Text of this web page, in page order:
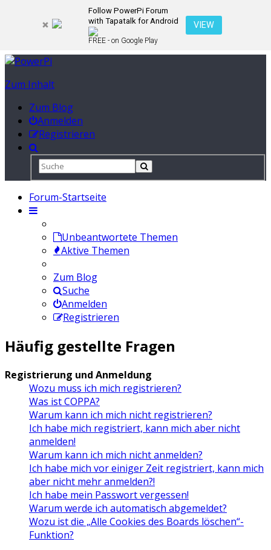
Follow PowerPi Forum
with Tapatalk for Android
FREE - on Google Play
VIEW
Zum Inhalt
Zum Blog
Anmelden
Registrieren
Forum-Startseite
Unbeantwortete Themen
Aktive Themen
Zum Blog
Suche
Anmelden
Registrieren
Häufig gestellte Fragen
Registrierung und Anmeldung
Wozu muss ich mich registrieren?
Was ist COPPA?
Warum kann ich mich nicht registrieren?
Ich habe mich registriert, kann mich aber nicht
anmelden!
Warum kann ich mich nicht anmelden?
Ich habe mich vor einiger Zeit registriert, kann mich
aber nicht mehr anmelden?!
Ich habe mein Passwort vergessen!
Warum werde ich automatisch abgemeldet?
Wozu ist die „Alle Cookies des Boards löschen“-
Funktion?